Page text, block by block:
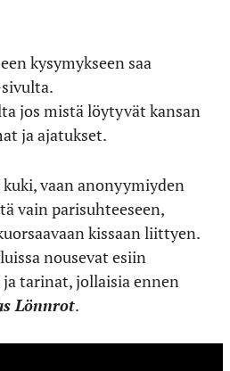
kysymykseen saa
jos mistä löytyvät kansan
ja ajatukset.
vaan anonyymiyden
vain parisuhteeseen,
kissaan liittyen.
nousevat esiin
tarinat, jollaisia ennen
Lönnrot.